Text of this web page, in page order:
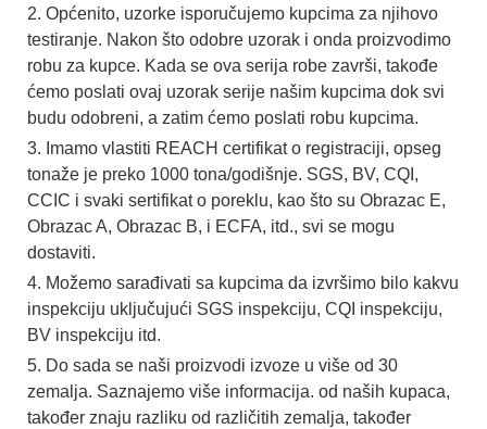
2. Općenito, uzorke isporučujemo kupcima za njihovo
testiranje. Nakon što odobre uzorak i onda proizvodimo
robu za kupce. Kada se ova serija robe završi, takođe
ćemo poslati ovaj uzorak serije našim kupcima dok svi
budu odobreni, a zatim ćemo poslati robu kupcima.
3. Imamo vlastiti REACH certifikat o registraciji, opseg
tonaže je preko 1000 tona/godišnje. SGS, BV, CQI,
CCIC i svaki sertifikat o poreklu, kao što su Obrazac E,
Obrazac A, Obrazac B, i ECFA, itd., svi se mogu
dostaviti.
4. Možemo sarađivati ​​sa kupcima da izvršimo bilo kakvu
inspekciju uključujući SGS inspekciju, CQI inspekciju,
BV inspekciju itd.
5. Do sada se naši proizvodi izvoze u više od 30
zemalja. Saznajemo više informacija. od naših kupaca,
također znaju razliku od različitih zemalja, također